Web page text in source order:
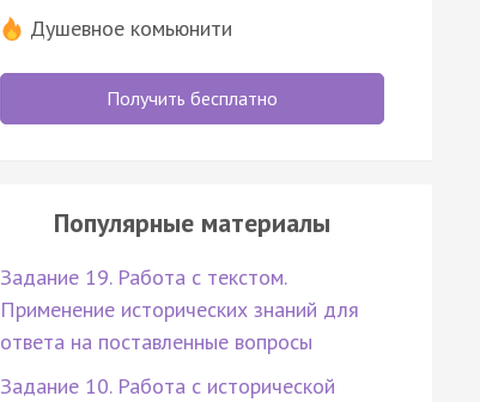
Душевное комьюнити
Получить бесплатно
Популярные материалы
Задание 19. Работа с текстом.
Применение исторических знаний для
ответа на поставленные вопросы
Задание 10. Работа с исторической